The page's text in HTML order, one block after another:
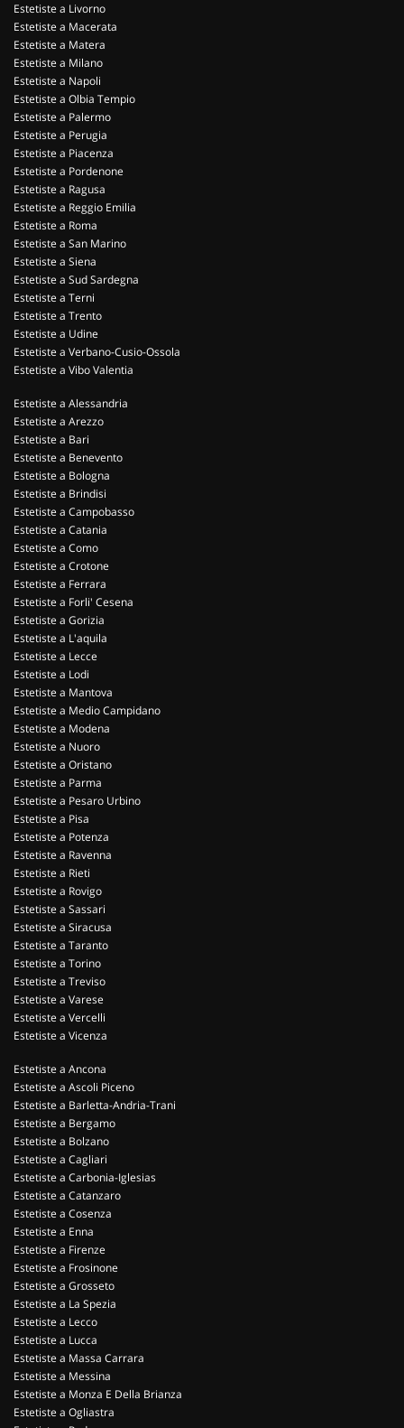
Estetiste a Livorno
Estetiste a Macerata
Estetiste a Matera
Estetiste a Milano
Estetiste a Napoli
Estetiste a Olbia Tempio
Estetiste a Palermo
Estetiste a Perugia
Estetiste a Piacenza
Estetiste a Pordenone
Estetiste a Ragusa
Estetiste a Reggio Emilia
Estetiste a Roma
Estetiste a San Marino
Estetiste a Siena
Estetiste a Sud Sardegna
Estetiste a Terni
Estetiste a Trento
Estetiste a Udine
Estetiste a Verbano-Cusio-Ossola
Estetiste a Vibo Valentia
Estetiste a Alessandria
Estetiste a Arezzo
Estetiste a Bari
Estetiste a Benevento
Estetiste a Bologna
Estetiste a Brindisi
Estetiste a Campobasso
Estetiste a Catania
Estetiste a Como
Estetiste a Crotone
Estetiste a Ferrara
Estetiste a Forli' Cesena
Estetiste a Gorizia
Estetiste a L'aquila
Estetiste a Lecce
Estetiste a Lodi
Estetiste a Mantova
Estetiste a Medio Campidano
Estetiste a Modena
Estetiste a Nuoro
Estetiste a Oristano
Estetiste a Parma
Estetiste a Pesaro Urbino
Estetiste a Pisa
Estetiste a Potenza
Estetiste a Ravenna
Estetiste a Rieti
Estetiste a Rovigo
Estetiste a Sassari
Estetiste a Siracusa
Estetiste a Taranto
Estetiste a Torino
Estetiste a Treviso
Estetiste a Varese
Estetiste a Vercelli
Estetiste a Vicenza
Estetiste a Ancona
Estetiste a Ascoli Piceno
Estetiste a Barletta-Andria-Trani
Estetiste a Bergamo
Estetiste a Bolzano
Estetiste a Cagliari
Estetiste a Carbonia-Iglesias
Estetiste a Catanzaro
Estetiste a Cosenza
Estetiste a Enna
Estetiste a Firenze
Estetiste a Frosinone
Estetiste a Grosseto
Estetiste a La Spezia
Estetiste a Lecco
Estetiste a Lucca
Estetiste a Massa Carrara
Estetiste a Messina
Estetiste a Monza E Della Brianza
Estetiste a Ogliastra